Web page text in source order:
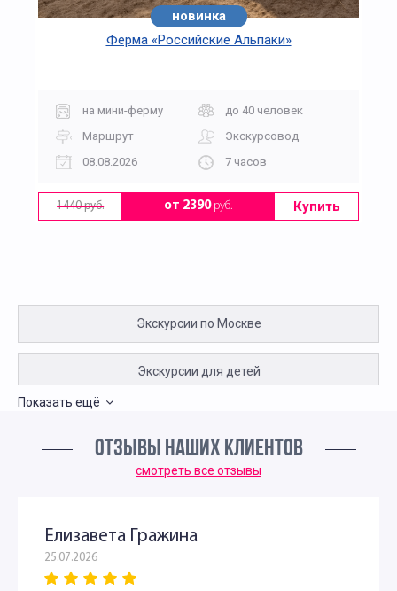
новинка
Ферма «Российские Альпаки»
на мини-ферму
до 40 человек
Маршрут
Экскурсовод
08.08.2026
7 часов
1440 руб. от 2390руб. Купить
Экскурсии по Москве
Экскурсии для детей
Интересные экскурсии для подростков в Москве
Экскурсии по Москве для детей и родителей
Показать ещё
ОТЗЫВЫ НАШИХ КЛИЕНТОВ
смотреть все отзывы
Елизавета Гражина
25.07.2026